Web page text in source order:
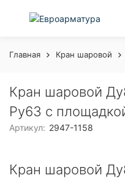
Главная Кран шаровой
Кран шаровой
Ру63 с
Артикул: 2947-1158
Кран шаровой